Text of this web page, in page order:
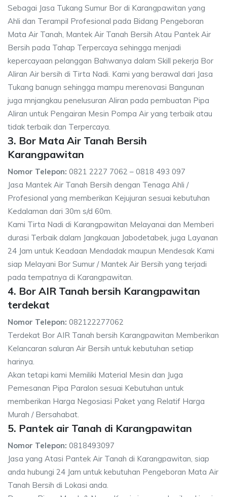
Sebagai Jasa Tukang Sumur Bor di Karangpawitan yang
Ahli dan Terampil Profesional pada Bidang Pengeboran
Mata Air Tanah, Mantek Air Tanah Bersih Atau Pantek Air
Bersih pada Tahap Terpercaya sehingga menjadi
kepercayaan pelanggan Bahwanya dalam Skill pekerja Bor
Aliran Air bersih di Tirta Nadi. Kami yang berawal dari Jasa
Tukang banugn sehingga mampu merenovasi Bangunan
juga mnjangkau penelusuran Aliran pada pembuatan Pipa
Aliran untuk Pengairan Mesin Pompa Air yang terbaik atau
tidak terbaik dan Terpercaya.
3. Bor Mata Air Tanah Bersih
Karangpawitan
Nomor Telepon: 0821 2227 7062 – 0818 493 097
Jasa Mantek Air Tanah Bersih dengan Tenaga Ahli /
Profesional yang memberikan Kejujuran sesuai kebutuhan
Kedalaman dari 30m s/d 60m.
Kami Tirta Nadi di Karangpawitan Melayanai dan Memberi
durasi Terbaik dalam Jangkauan Jabodetabek, juga Layanan
24 Jam untuk Keadaan Mendadak maupun Mendesak Kami
siap Melayani Bor Sumur / Mantek Air Bersih yang terjadi
pada tempatnya di Karangpawitan.
4. Bor AIR Tanah bersih Karangpawitan
terdekat
Nomor Telepon: 082122277062
Terdekat Bor AIR Tanah bersih Karangpawitan Memberikan
Kelancaran saluran Air Bersih untuk kebutuhan setiap
harinya.
Akan tetapi kami Memiliki Material Mesin dan Juga
Pemesanan Pipa Paralon sesuai Kebutuhan untuk
memberikan Harga Negosiasi Paket yang Relatif Harga
Murah / Bersahabat.
5. Pantek air Tanah di Karangpawitan
Nomor Telepon: 0818493097
Jasa yang Atasi Pantek Air Tanah di Karangpawitan, siap
anda hubungi 24 Jam untuk kebutuhan Pengeboran Mata Air
Tanah Bersih di Lokasi anda.